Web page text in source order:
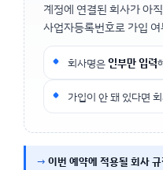
계정에 연결된 회사가 아
사업자등록번호로 가입
회사명은일부만 입력
가입이 안 돼 있다면
→ 이번 예약에 적용될 회사